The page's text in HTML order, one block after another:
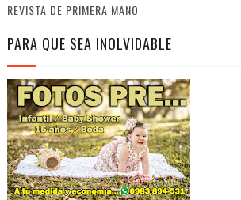
REVISTA DE PRIMERA MANO
PARA QUE SEA INOLVIDABLE